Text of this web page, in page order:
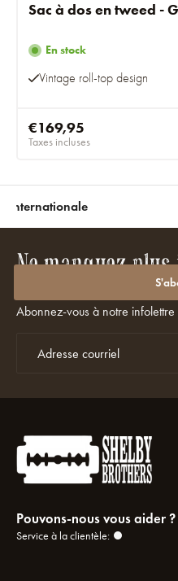
Sac à dos en tweed -
En stock
Vintage roll-top design
€169,95
Taxes incluses
internationale
Ne manquez
promotions ou
Abonnez-vous à notre
Pouvons-nous vous aider ?
Service à la clientèle: